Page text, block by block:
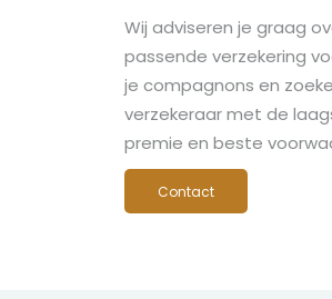
Wij adviseren je graag
passende verzekering
je compagnons en
verzekeraar met de
premie en beste
Contact